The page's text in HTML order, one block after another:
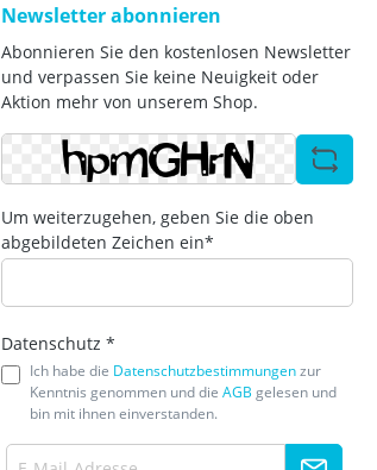
Newsletter abonnieren
Abonnieren Sie den kostenlosen Newsletter
und verpassen Sie keine Neuigkeit oder
Aktion mehr von unserem Shop.
Um weiterzugehen, geben Sie die oben
abgebildeten Zeichen ein*
Datenschutz *
Ich habe die Datenschutzbestimmungenzur
Kenntnis genommen und die AGB gelesen und
bin mit ihnen einverstanden.